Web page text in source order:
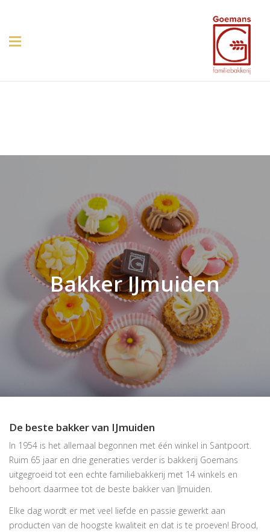
Bakker IJmuiden
De beste bakker van IJmuiden
In 1954 is het allemaal begonnen met één winkel in Santpoort.
Ruim 65 jaar en drie generaties verder is bakkerij Goemans
uitgegroeid tot een echte familiebakkerij met 14 winkels en
behoort daarmee tot de beste bakker van IJmuiden.
Elke dag wordt er met veel liefde en passie gewerkt aan
producten van de hoogste kwaliteit en dat is te proeven! Brood,